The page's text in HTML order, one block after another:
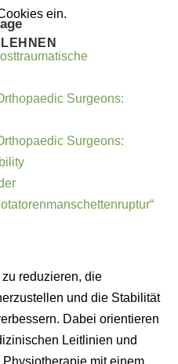
Surgeons:
Surgeons:
reduzieren, die
und die Stabilität
Dabei orientieren
Leitlinien und
ein.